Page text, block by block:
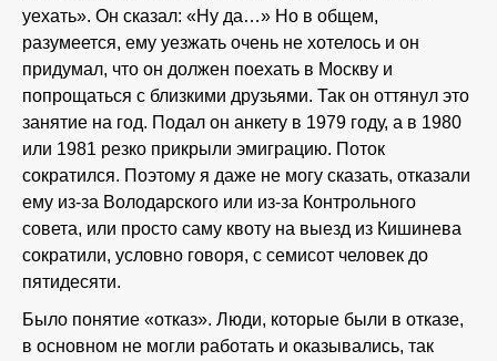
уехать». Он сказал: «Ну да…» Но в общем,
разумеется, ему уезжать очень не хотелось и он
придумал, что он должен поехать в Москву и
попрощаться с близкими друзьями. Так он оттянул это
занятие на год. Подал он анкету в 1979 году, а в 1980
или 1981 резко прикрыли эмиграцию. Поток
сократился. Поэтому я даже не могу сказать, отказали
ему из-за Володарского или из-за Контрольного
совета, или просто саму квоту на выезд из Кишинева
сократили, условно говоря, с семисот человек до
пятидесяти.
Было понятие «отказ». Люди, которые были в отказе,
в основном не могли работать и оказывались, так